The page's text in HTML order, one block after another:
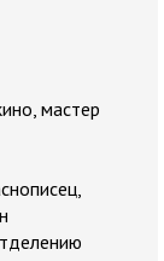
мастер